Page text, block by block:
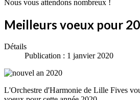
Nous vous attendons nombreux !
Meilleurs voeux pour
Détails
Publication : 1 janvier 2020
L'Orchestre d'Harmonie de Lille Fives